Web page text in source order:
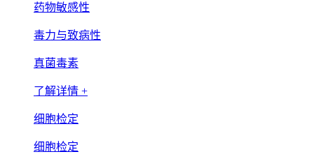
药物敏感性
毒力与致病性
真菌毒素
了解详情 +
细胞检定
细胞检定